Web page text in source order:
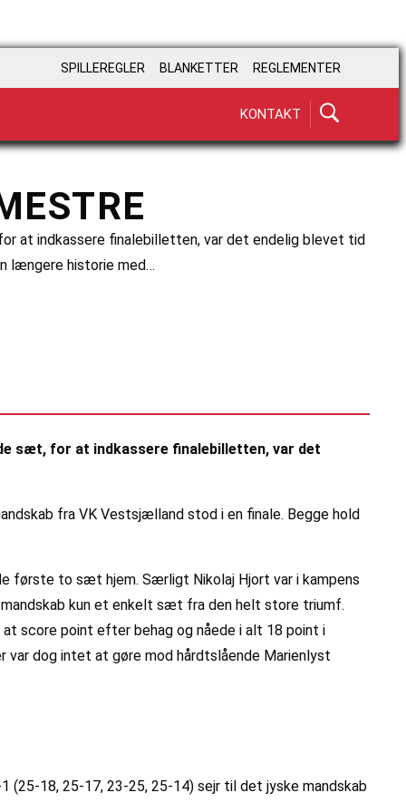
SPILLEREGLER BLANKETTER REGLEMENTER
KONTAKT
at indkassere finalebilletten, var det endelig blevet tid
længere historie med…
sæt, for at indkassere finalebilletten, var det
fra VK Vestsjælland stod i en finale. Begge hold
første to sæt hjem. Særligt Nikolaj Hjort var i kampens
kun et enkelt sæt fra den helt store triumf.
score point efter behag og nåede i alt 18 point i
var dog intet at gøre mod hårdtslående Marienlyst
(25-18, 25-17, 23-25, 25-14) sejr til det jyske mandskab